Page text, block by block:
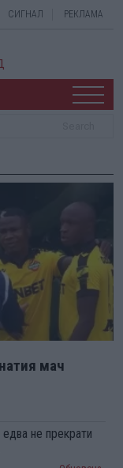
СИГНАЛ РЕКЛАМА
мач
не прекрати